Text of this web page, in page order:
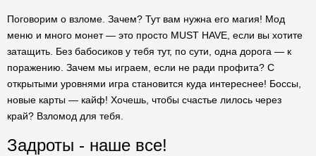
Поговорим о взломе. Зачем? Тут вам нужна его магия! Мод
меню и много монет — это просто MUST HAVE, если вы хотите
затащить. Без бабосиков у тебя тут, по сути, одна дорога — к
поражению. Зачем мы играем, если не ради профита? С
открытыми уровнями игра становится куда интереснее! Боссы,
новые карты — кайф! Хочешь, чтобы счастье лилось через
край? Взломод для тебя.
Задроты - наше все!